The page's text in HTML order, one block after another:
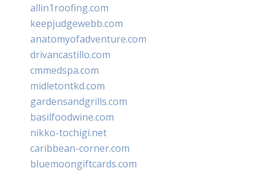
allin1roofing.com
keepjudgewebb.com
anatomyofadventure.com
drivancastillo.com
cmmedspa.com
midletontkd.com
gardensandgrills.com
basilfoodwine.com
nikko-tochigi.net
caribbean-corner.com
bluemoongiftcards.com